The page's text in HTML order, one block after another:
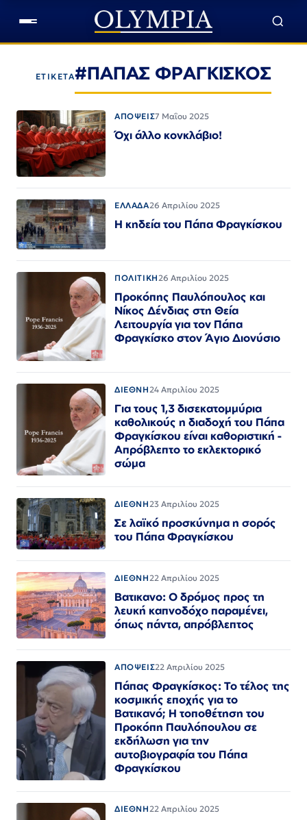
ΕΤΙΚΕΤΑ#ΠΑΠΑΣ ΦΡΑΓΚΙΣΚΟΣ
ΑΠΟΨΕΙΣ7 Μαΐου 2025
Όχι άλλο κονκλάβιο!
ΕΛΛΑΔΑ26 Απριλίου 2025
Η κηδεία του Πάπα Φραγκίσκου
ΠΟΛΙΤΙΚΗ 26 Απριλίου 2025
Προκόπης Παυλόπουλος και
Νίκος Δένδιας στη Θεία
Λειτουργία για τον Πάπα
Φραγκίσκο στον Άγιο Διονύσιο
ΔΙΕΘΝΗ 24 Απριλίου 2025
Για τους 1,3 δισεκατομμύρια
καθολικούς η διαδοχή του Πάπα
Φραγκίσκου είναι καθοριστική -
Απρόβλεπτο το εκλεκτορικό
σώμα
ΔΙΕΘΝΗ 23 Απριλίου 2025
Σε λαϊκό προσκύνημα η σορός
του Πάπα Φραγκίσκου
ΔΙΕΘΝΗ 22 Απριλίου 2025
Βατικανο: Ο δρόμος προς τη
λευκή καπνοδόχο παραμένει,
όπως πάντα, απρόβλεπτος
ΑΠΟΨΕΙΣ22 Απριλίου 2025
Πάπας Φραγκίσκος: Το τέλος της
κοσμικής εποχής για το
Βατικανό; Η τοποθέτηση του
Προκόπη Παυλόπουλου σε
εκδήλωση για την
αυτοβιογραφία του Πάπα
Φραγκίσκου
ΔΙΕΘΝΗ22 Απριλίου 2025